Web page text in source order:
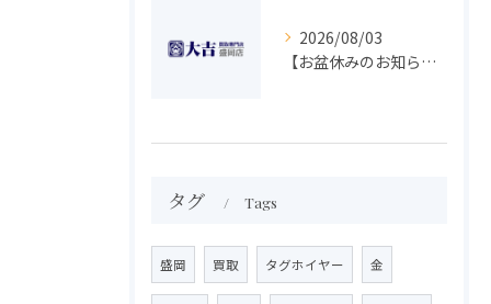
2026/08/03
【お盆休みのお知らせ】買取専門 大吉 盛岡店
タグ Tags
盛岡 買取 タグホイヤー 金